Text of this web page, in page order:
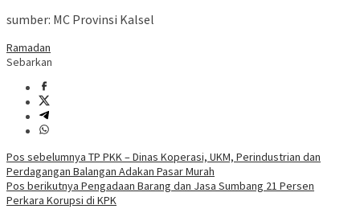
sumber: MC Provinsi Kalsel
Ramadan
Sebarkan
Navigasi
pos
Pos sebelumnya TP PKK – Dinas Koperasi, UKM, Perindustrian dan
Perdagangan Balangan Adakan Pasar Murah
Pos berikutnya Pengadaan Barang dan Jasa Sumbang 21 Persen
Perkara Korupsi di KPK